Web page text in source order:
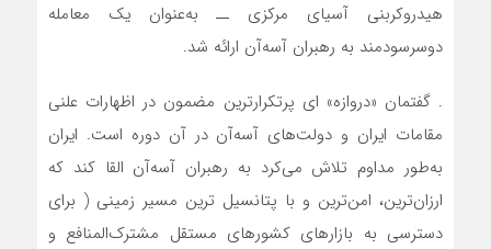
هیدروکربنی آسیای مرکزی ــ به‌عنوان یک معامله
دو‌سرسودمند به رهبران آسه‌آن ارائه شد.
. گفتمان «دروازه» ای پرتکرارترین مضمون در اظهارات علنی
مقامات ایران و دولت‌های آسه‌آن در آن دوره است. ایران
به‌طور مداوم تلاش می‌کرد به رهبران آسه‌آن القا کند که
ارزان‌ترین، امن‌ترین و با پتانسیل ترین مسیر زمینی ( برای
دسترسی به بازارهای کشورهای مستقل مشترک‌المنافع و